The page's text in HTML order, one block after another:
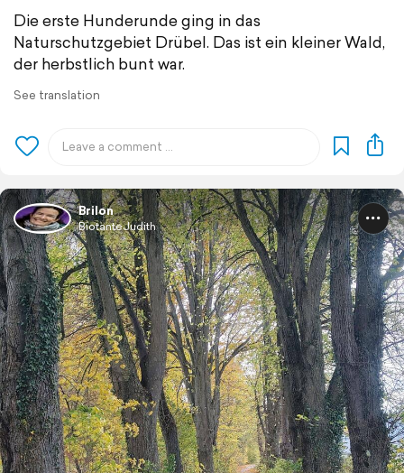
Die erste Hunderunde ging in das
Naturschutzgebiet Drübel. Das ist ein kleiner Wald,
der herbstlich bunt war.
See translation
Brilon
BiotanteJudith